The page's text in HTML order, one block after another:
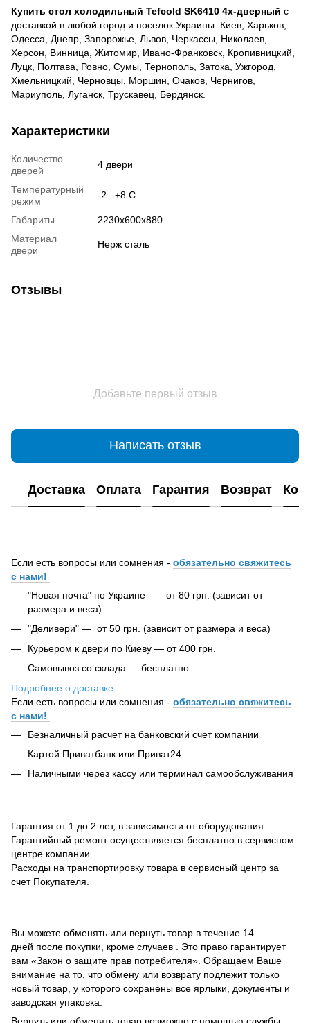
Купить стол холодильный Tefcold SK6410 4х-дверный с
доставкой в любой город и поселок Украины: Киев, Харьков,
Одесса, Днепр, Запорожье, Львов, Черкассы, Николаев,
Херсон, Винница, Житомир, Ивано-Франковск, Кропивницкий,
Луцк, Полтава, Ровно, Сумы, Тернополь, Затока, Ужгород,
Хмельницкий, Черновцы, Моршин, Очаков, Чернигов,
Мариуполь, Луганск, Трускавец, Бердянск.
Характеристики
Количество
дверей
4 двери
Температурный
режим
-2...+8 С
Габариты
2230x600x880
Материал
двери
Нерж сталь
Отзывы
Добавьте первый отзыв
Написать отзыв
Доставка Оплата Гарантия Возврат
Если есть вопросы или сомнения - обязательно свяжитесь
с нами!
"Новая почта" по Украине — от 80 грн. (зависит от
размера и веса)
"Деливери" — от 50 грн. (зависит от размера и веса)
Курьером к двери по Киеву — от 400 грн.
Самовывоз со склада — бесплатно.
Подробнее о доставке
Если есть вопросы или сомнения - обязательно свяжитесь
с нами!
Безналичный расчет на банковский счет компании
Картой Приватбанк или Приват24
Наличными через кассу или терминал самообслуживания
Гарантия от 1 до 2 лет, в зависимости от оборудования.
Гарантийный ремонт осуществляется бесплатно в сервисном
центре компании.
Расходы на транспортировку товара в сервисный центр за
счет Покупателя.
Вы можете обменять или вернуть товар в течение 14
дней после покупки, кроме случаев . Это право гарантирует
вам «Закон о защите прав потребителя». Обращаем Ваше
внимание на то, что обмену или возврату подлежит только
новый товар, у которого сохранены все ярлыки, документы и
заводская упаковка.
Вернуть или обменять товар возможно с помощью службы